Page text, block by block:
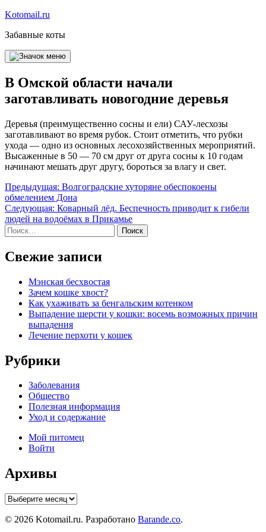
Перейти
содержимому
Kotomail.ru
Забавные коты
В Омской области начали
заготавливать новогодние деревья
Деревья (преимущественно сосны и ели) САУ-лесхозы
заготавливают во время рубок. Стоит отметить, что рубки
ухода — одно из основных лесохозяйственных мероприятий.
Высаженные в 50 — 70 см друг от друга сосны к 10 годам
начинают мешать друг другу, бороться за влагу и свет.
Навигация
по
записям
Предыдущая: Волгоградские хуторяне обеспокоены
обмелением Дона
Следующая: Коварный лёд. Беспечность приводит к гибели
людей на водоёмах в Прикамье
Найти:
Свежие записи
Мэнская бесхвостая
Зачем кошке хвост?
Как ухаживать за бенгальским котенком
Выпадение шерсти у кошки: восемь возможных причин
выпадения
Лечение перхоти у кошек
Рубрики
Заболевания
Общество
Полезная информация
Уход и содержание
Мой питомец
Войти
Архивы
Архивы
© 2026 Kotomail.ru. Разработано Barande.co.